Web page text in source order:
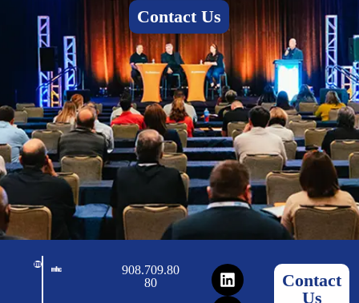
Contact Us
908.709.80
80
Contact
Us